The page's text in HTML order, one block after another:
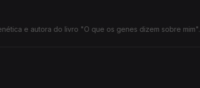
e autora do livro "O que os genes dizem sobre mim".